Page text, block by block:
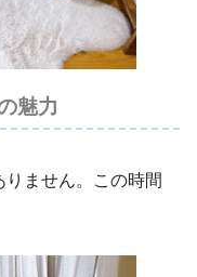
魅力
ません。この時間